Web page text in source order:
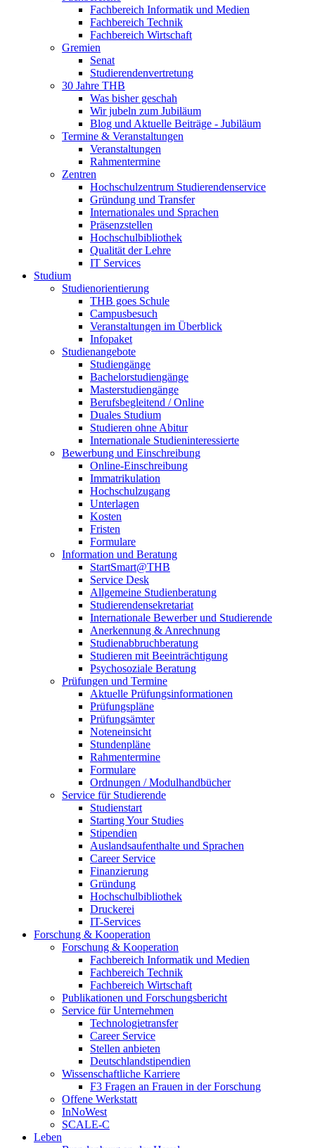
Fachbereich Informatik und Medien
Fachbereich Technik
Fachbereich Wirtschaft
Gremien
Senat
Studierendenvertretung
30 Jahre THB
Was bisher geschah
Wir jubeln zum Jubiläum
Blog und Aktuelle Beiträge - Jubiläum
Termine & Veranstaltungen
Veranstaltungen
Rahmentermine
Zentren
Hochschulzentrum Studierendenservice
Gründung und Transfer
Internationales und Sprachen
Präsenzstellen
Hochschulbibliothek
Qualität der Lehre
IT Services
Studium
Studienorientierung
THB goes Schule
Campusbesuch
Veranstaltungen im Überblick
Infopaket
Studienangebote
Studiengänge
Bachelorstudiengänge
Masterstudiengänge
Berufsbegleitend / Online
Duales Studium
Studieren ohne Abitur
Internationale Studieninteressierte
Bewerbung und Einschreibung
Online-Einschreibung
Immatrikulation
Hochschulzugang
Unterlagen
Kosten
Fristen
Formulare
Information und Beratung
StartSmart@THB
Service Desk
Allgemeine Studienberatung
Studierendensekretariat
Internationale Bewerber und Studierende
Anerkennung & Anrechnung
Studienabbruchberatung
Studieren mit Beeinträchtigung
Psychosoziale Beratung
Prüfungen und Termine
Aktuelle Prüfungsinformationen
Prüfungspläne
Prüfungsämter
Noteneinsicht
Stundenpläne
Rahmentermine
Formulare
Ordnungen / Modulhandbücher
Service für Studierende
Studienstart
Starting Your Studies
Stipendien
Auslandsaufenthalte und Sprachen
Career Service
Finanzierung
Gründung
Hochschulbibliothek
Druckerei
IT-Services
Forschung & Kooperation
Forschung & Kooperation
Fachbereich Informatik und Medien
Fachbereich Technik
Fachbereich Wirtschaft
Publikationen und Forschungsbericht
Service für Unternehmen
Technologietransfer
Career Service
Stellen anbieten
Deutschlandstipendien
Wissenschaftliche Karriere
F3 Fragen an Frauen in der Forschung
Offene Werkstatt
InNoWest
SCALE-C
Leben